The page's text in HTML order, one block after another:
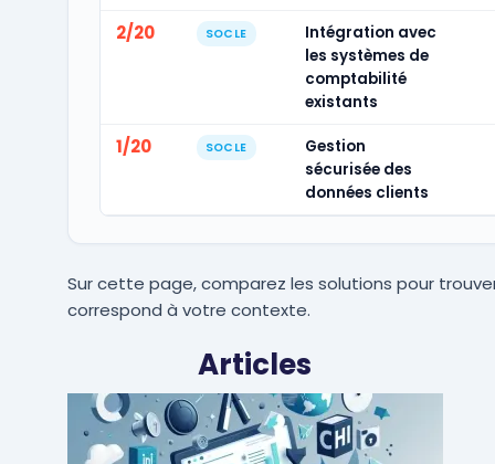
2/20 SOCLE
Intégration avec
les systèmes de
comptabilité
existants
1/20 SOCLE
Gestion
sécurisée des
données clients
Sur cette page, comparez les solutions pour
correspond à votre contexte.
Articles